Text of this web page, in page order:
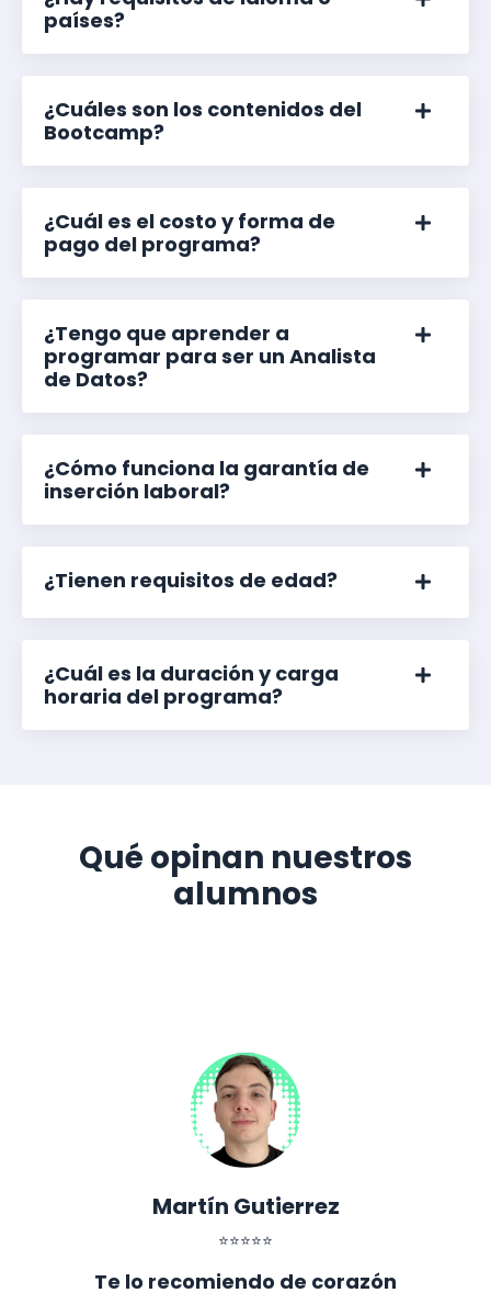
países?
¿Cuáles son los contenidos del
Bootcamp?
¿Cuál es el costo y forma de
pago del programa?
¿Tengo que aprender a
programar para ser un Analista
de Datos?
¿Cómo funciona la garantía de
inserción laboral?
¿Tienen requisitos de edad?
¿Cuál es la duración y carga
horaria del programa?
Qué opinan nuestros
alumnos
Martín Gutierrez
⭐⭐⭐⭐⭐
Te lo recomiendo de corazón